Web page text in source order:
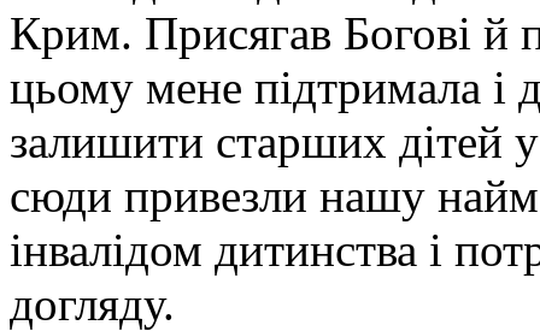
Крим. Присягав Богові й
цьому мене підтримала
залишити старших дітей
сюди привезли нашу
інвалідом дитинства і
догляду.